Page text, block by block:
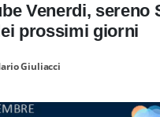
Venerdi, sereno
prossimi giorni
Giuliacci